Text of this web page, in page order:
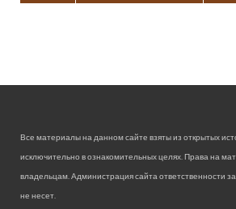
Все материалы на данном сайте взяты из открытых
исключительно в ознакомительных целях. Права на
владельцам. Администрация сайта ответственности
не несет.